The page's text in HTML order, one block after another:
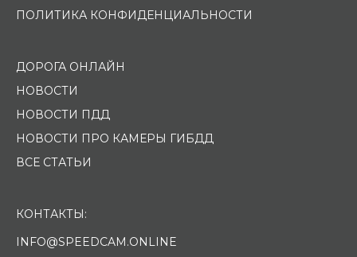
ПОЛИТИКА КОНФИДЕНЦИАЛЬНОСТИ
ДОРОГА ОНЛАЙН
НОВОСТИ
НОВОСТИ ПДД
НОВОСТИ ПРО КАМЕРЫ ГИБДД
ВСЕ СТАТЬИ
КОНТАКТЫ:
INFO@SPEEDCAM.ONLINE